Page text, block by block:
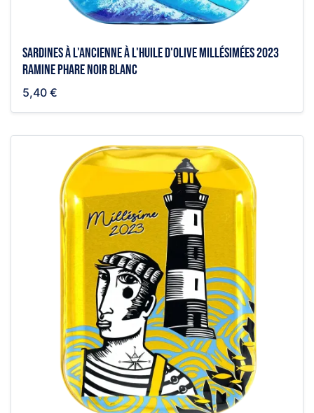
Sardines à l'ancienne à l'huile d'olive millésimées 2023
Ramine Phare noir blanc
5,40 €